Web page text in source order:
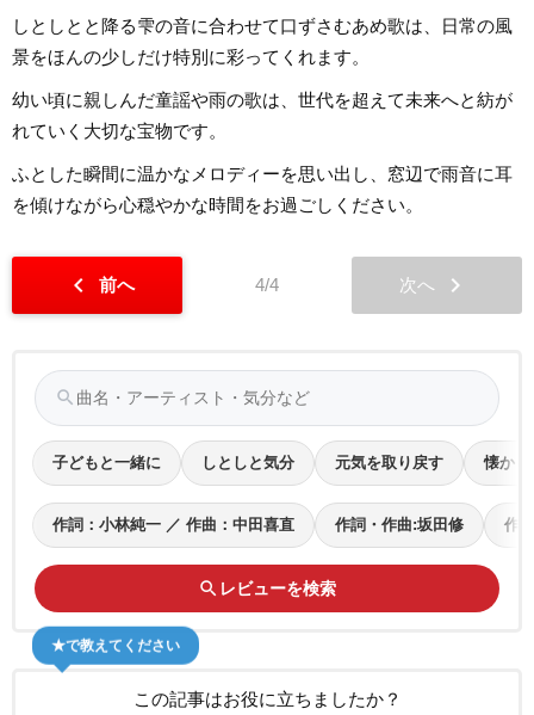
しとしとと降る雫の音に合わせて口ずさむあめ歌は、日常の風
景をほんの少しだけ特別に彩ってくれます。
幼い頃に親しんだ童謡や雨の歌は、世代を超えて未来へと紡が
れていく大切な宝物です。
ふとした瞬間に温かなメロディーを思い出し、窓辺で雨音に耳
を傾けながら心穏やかな時間をお過ごしください。
chevron_left 前へ 4/4 次へ chevron_right
search
子どもと一緒に しとしと気分 元気を取り戻す 懐かし
作詞：小林純一 ／ 作曲：中田喜直 作詞・作曲:坂田修 作
search レビューを検索
この記事はお役に立ちましたか？
★で教えてください